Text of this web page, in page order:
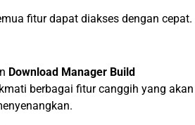
fitur dapat diakses dengan cepat.
Download Manager Build
berbagai fitur canggih yang akan